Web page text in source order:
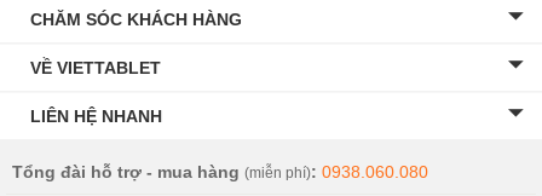
CHĂM SÓC KHÁCH HÀNG
VỀ VIETTABLET
LIÊN HỆ NHANH
Tổng đài hỗ trợ - mua hàng (miễn phí): 0938.060.080